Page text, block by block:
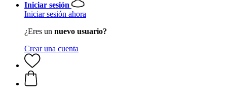
Iniciar sesión
Iniciar sesión ahora
¿Eres un nuevo usuario?
Crear una cuenta